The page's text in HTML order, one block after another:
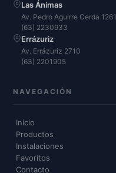
Las Ánimas
Av. Pedro Aguirre Cerda 1261
(63) 2230933
Errázuriz
Av. Errázuriz 2710
(63) 2201905
NAVEGACIÓN
Inicio
Productos
Instalaciones
Favoritos
Contacto